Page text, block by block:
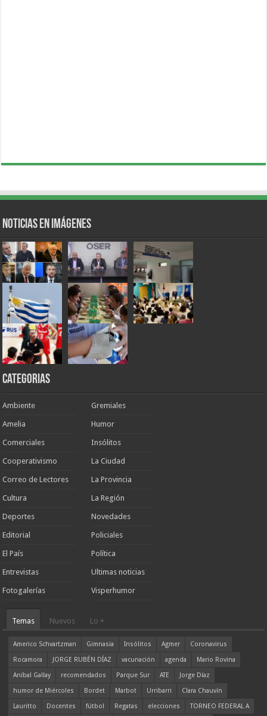
Noticias en Imágenes
Categorias
Ambiente
Amelia
Comerciales
Cooperativismo
Correo de Lectores
Cultura
Deportes
Editorial
El País
Entrevistas
Fotogalerías
Gremiales
Humor
Insólitos
La Ciudad
La Provincia
La Región
Novedades
Policiales
Política
Ultimas noticias
Visperhumor
Temas Nuevos Lo +
Americo Schvartzman Gimnasia Insólitos Agmer
Coronavirus
Rocamora
JORGE RUBÉN DÍAZ vacunación agenda
Mario Rovina
Aníbal Gallay
recomendados Parque Sur ATE
Jorge Díaz
humor de Miércoles
Bordet Marbot Urribarri
Clara Chauvín
Lauritto
Docentes fútbol Regatas elecciones TORNEO FEDERAL A